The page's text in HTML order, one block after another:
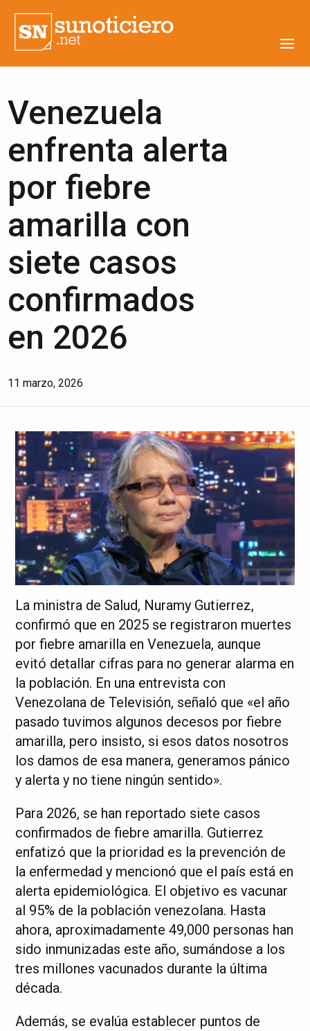
Venezuela
enfrenta alerta
por fiebre
amarilla con
siete casos
confirmados
en 2026
11 marzo, 2026
La ministra de Salud, Nuramy Gutierrez,
confirmó que en 2025 se registraron muertes
por fiebre amarilla en Venezuela, aunque
evitó detallar cifras para no generar alarma en
la población. En una entrevista con
Venezolana de Televisión, señaló que «el año
pasado tuvimos algunos decesos por fiebre
amarilla, pero insisto, si esos datos nosotros
los damos de esa manera, generamos pánico
y alerta y no tiene ningún sentido».
Para 2026, se han reportado siete casos
confirmados de fiebre amarilla. Gutierrez
enfatizó que la prioridad es la prevención de
la enfermedad y mencionó que el país está en
alerta epidemiológica. El objetivo es vacunar
al 95% de la población venezolana. Hasta
ahora, aproximadamente 49,000 personas han
sido inmunizadas este año, sumándose a los
tres millones vacunados durante la última
década.
Además, se evalúa establecer puntos de